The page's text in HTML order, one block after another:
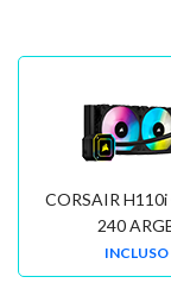
CORSAIR H110i
240
INCLUSO